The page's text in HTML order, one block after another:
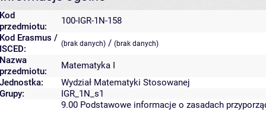
Kod
przedmiotu:
100-IGR-1N-158
Kod Erasmus /
ISCED:
(brak danych) / (brak danych)
Nazwa
przedmiotu:
Matematyka I
Jednostka:
Wydział Matematyki Stosowanej
Grupy:
IGR_1N_s1
9.00 Podstawowe informacje o zasadach